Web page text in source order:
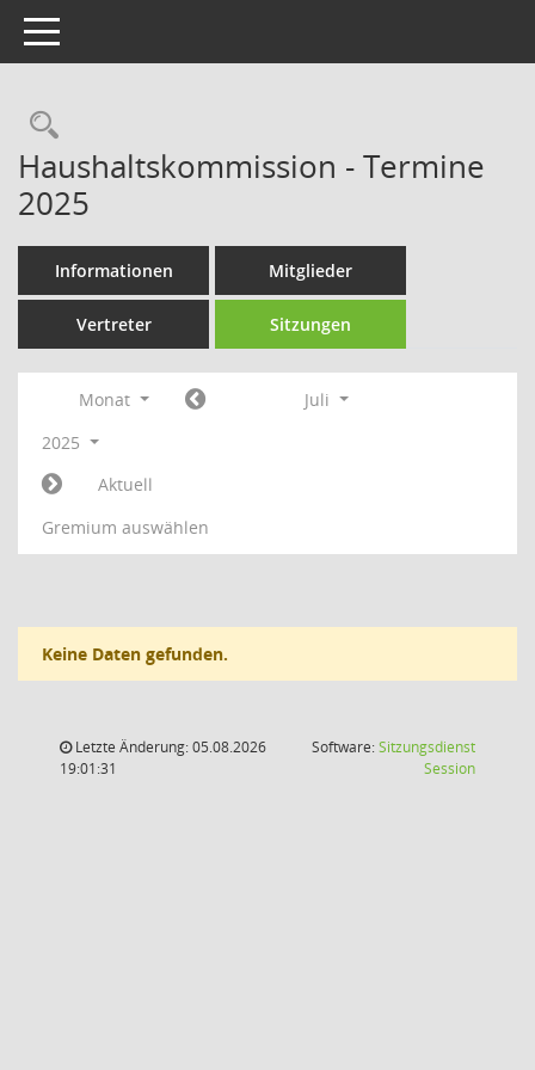
Toggle navigation
Rechercheauswahl
Haushaltskommission - Termine
2025
Informationen Mitglieder
Vertreter Sitzungen
Monat
Juli
2025
Aktuell
Gremium auswählen
Keine Daten gefunden.
Letzte Änderung: 05.08.2026
19:01:31
Software:Sitzungsdienst
Session(Wird in